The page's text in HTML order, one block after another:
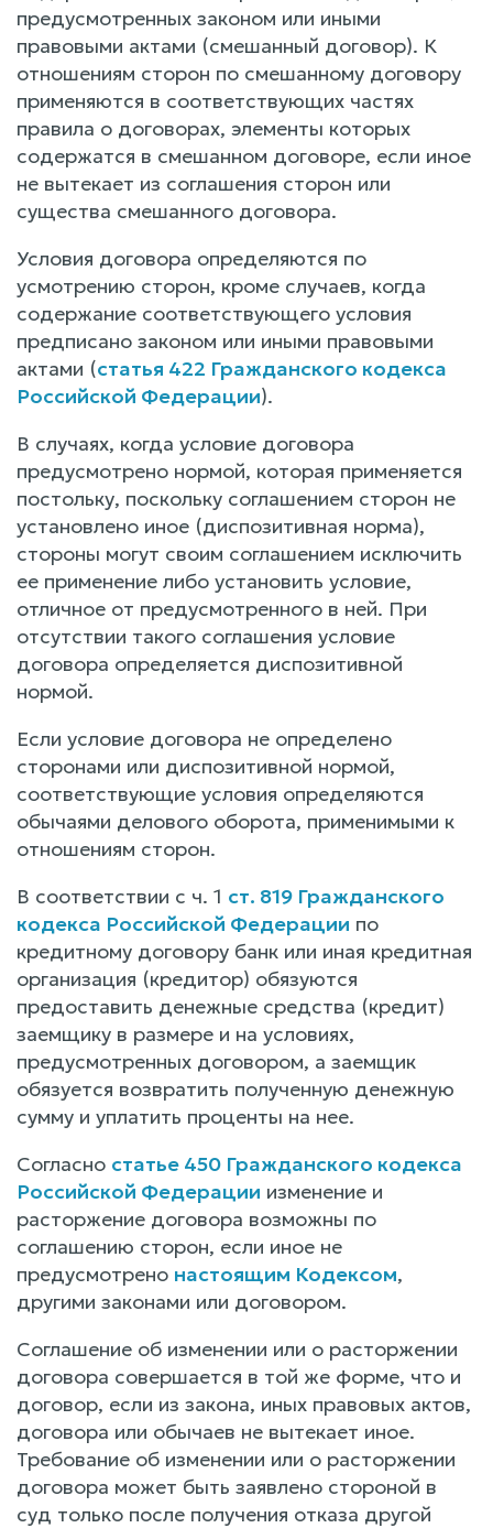
предусмотренных законом или иными
правовыми актами (смешанный договор). К
отношениям сторон по смешанному договору
применяются в соответствующих частях
правила о договорах, элементы которых
содержатся в смешанном договоре, если иное
не вытекает из соглашения сторон или
существа смешанного договора.
Условия договора определяются по
усмотрению сторон, кроме случаев, когда
содержание соответствующего условия
предписано законом или иными правовыми
актами (статья 422 Гражданского кодекса
Российской Федерации).
В случаях, когда условие договора
предусмотрено нормой, которая применяется
постольку, поскольку соглашением сторон не
установлено иное (диспозитивная норма),
стороны могут своим соглашением исключить
ее применение либо установить условие,
отличное от предусмотренного в ней. При
отсутствии такого соглашения условие
договора определяется диспозитивной
нормой.
Если условие договора не определено
сторонами или диспозитивной нормой,
соответствующие условия определяются
обычаями делового оборота, применимыми к
отношениям сторон.
В соответствии с ч. 1 ст. 819 Гражданского
кодекса Российской Федерации по
кредитному договору банк или иная кредитная
организация (кредитор) обязуются
предоставить денежные средства (кредит)
заемщику в размере и на условиях,
предусмотренных договором, а заемщик
обязуется возвратить полученную денежную
сумму и уплатить проценты на нее.
Согласно статье 450 Гражданского кодекса
Российской Федерации изменение и
расторжение договора возможны по
соглашению сторон, если иное не
предусмотрено настоящим Кодексом,
другими законами или договором.
Соглашение об изменении или о расторжении
договора совершается в той же форме, что и
договор, если из закона, иных правовых актов,
договора или обычаев не вытекает иное.
Требование об изменении или о расторжении
договора может быть заявлено стороной в
суд только после получения отказа другой